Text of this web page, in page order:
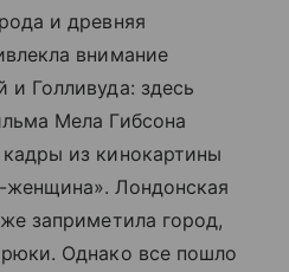
и древняя
внимание
и Голливуда: здесь
Мела Гибсона
из кинокартины
Лондонская
заприметила город,
Однако все пошло